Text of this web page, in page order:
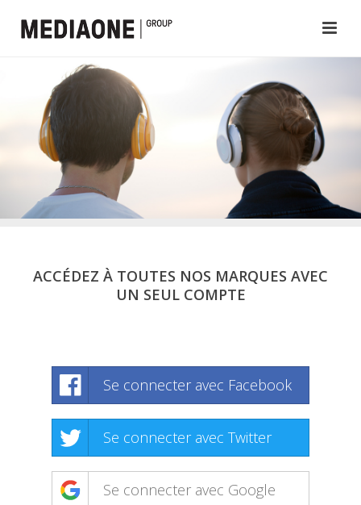
ACCÉDEZ À TOUTES NOS MARQUES AVEC
UN SEUL COMPTE
Se connecter avec Facebook
Se connecter avec Twitter
Se connecter avec Google